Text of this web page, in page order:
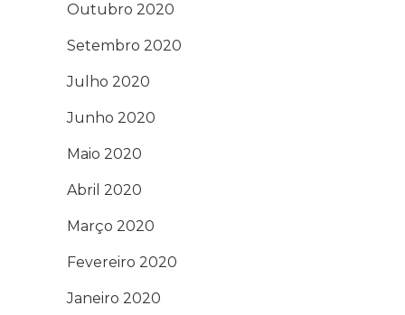
Outubro 2020
Setembro 2020
Julho 2020
Junho 2020
Maio 2020
Abril 2020
Março 2020
Fevereiro 2020
Janeiro 2020